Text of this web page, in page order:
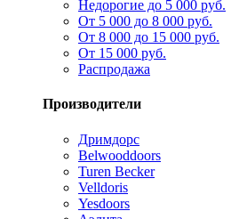
Недорогие до 5 000 руб.
От 5 000 до 8 000 руб.
От 8 000 до 15 000 руб.
От 15 000 руб.
Распродажа
Производители
Дримдорс
Belwooddoors
Turen Becker
Velldoris
Yesdoors